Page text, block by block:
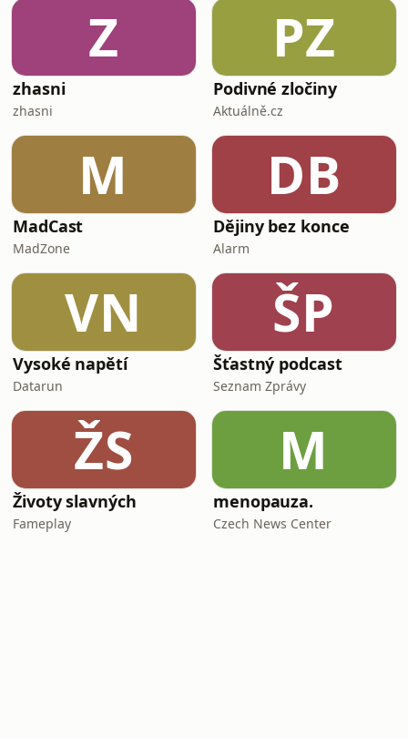
Z
zhasni
zhasni
PZ
Podivné zločiny
Aktuálně.cz
M
MadCast
MadZone
DB
Dějiny bez konce
Alarm
VN
Vysoké napětí
Datarun
ŠP
Šťastný podcast
Seznam Zprávy
ŽS
Životy slavných
Fameplay
M
menopauza.
Czech News Center